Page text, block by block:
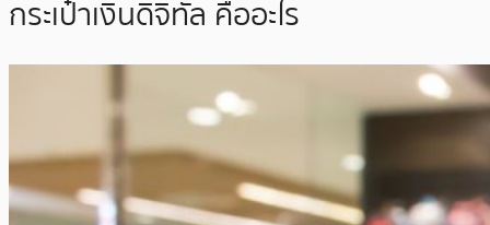
กระเป๋าเงินดิจิทัล คืออะไร